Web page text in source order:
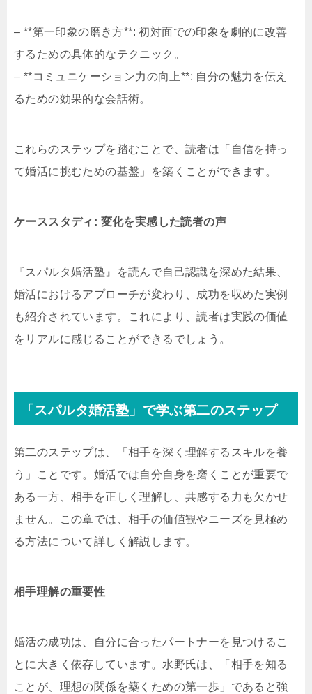
– **第一印象の磨き方**: 初対面での印象を劇的に改善
するための具体的なテクニック。
– **コミュニケーション力の向上**: 自分の魅力を伝え
るための効果的な会話術。
これらのステップを踏むことで、読者は「自信を持っ
て婚活に挑むための基盤」を築くことができます。
ケーススタディ: 変化を実感した読者の声
『スパルタ婚活塾』を読んで自己認識を深めた結果、
婚活におけるアプローチが変わり、成功を収めた実例
も紹介されています。これにより、読者は実践の価値
をリアルに感じることができるでしょう。
「スパルタ婚活塾」で学ぶ第二のステップ
第二のステップは、「相手を深く理解するスキルを養
う」ことです。婚活では自分自身を磨くことが重要で
ある一方、相手を正しく理解し、共感する力も欠かせ
ません。この章では、相手の価値観やニーズを見極め
る方法について詳しく解説します。
相手理解の重要性
婚活の成功は、自分に合ったパートナーを見つけるこ
とに大きく依存しています。水野氏は、「相手を知る
ことが、理想の関係を築くための第一歩」であると強